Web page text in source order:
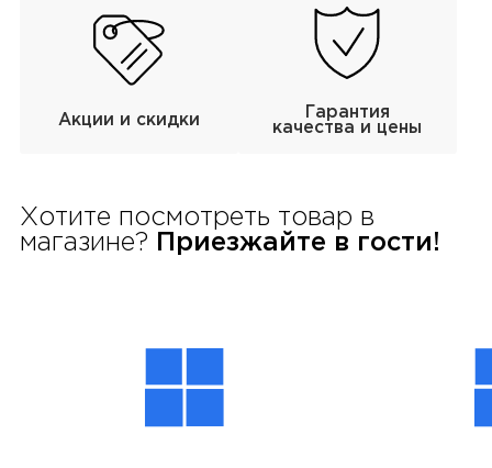
Акции и скидки
Гарантия
качества и цены
Хотите посмотреть товар в
магазине? Приезжайте в гости!